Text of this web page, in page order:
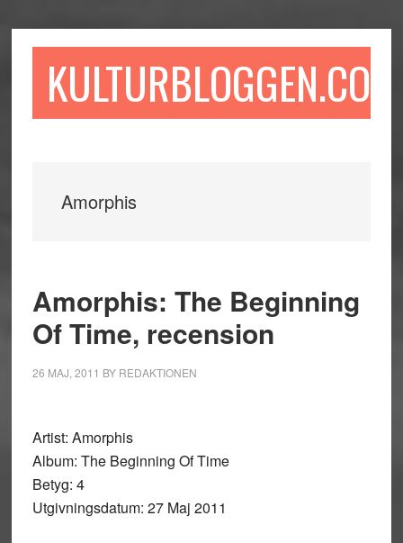
till
till
sidofältet
till
KULTURBLOGGEN.COM
Amorphis
Amorphis: The Beginning
Of Time, recension
26 MAJ, 2011 BY REDAKTIONEN
Artist: Amorphis
Album: The Beginning Of Time
Betyg: 4
Utgivningsdatum: 27 Maj 2011